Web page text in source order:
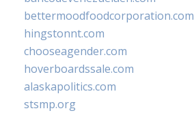
bettermoodfoodcorporation.com
hingstonnt.com
chooseagender.com
hoverboardssale.com
alaskapolitics.com
stsmp.org